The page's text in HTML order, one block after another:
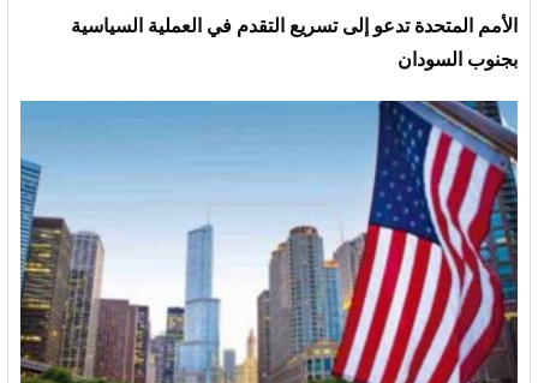
الأمم المتحدة تدعو إلى تسريع التقدم في العملية السياسية
بجنوب السودان